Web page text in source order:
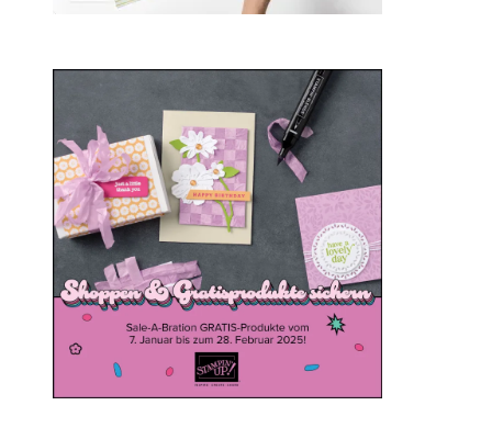
Sale-a-bration 2025
20. Januar 2025